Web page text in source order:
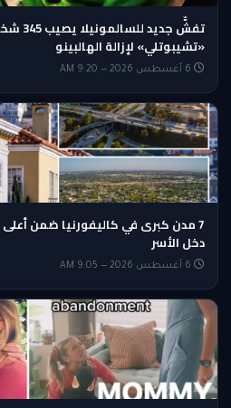
«تشيبوتلي» لإزالة الهالبينو
7 مدن كبرى في كاليفورنيا ضمن
دخل الأسر